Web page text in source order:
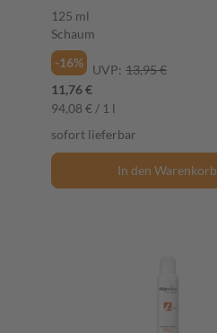
Füße 125 ml Schaum
125 ml
Schaum
-16%
UVP: 13,95 €
11,76 €
94,08 € / 1 l
sofort lieferbar
In den Warenkorb